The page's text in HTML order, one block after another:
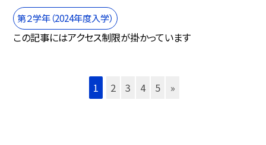
第２学年（2024年度入学）
この記事にはアクセス制限が掛かっています
1 2 3 4 5 »